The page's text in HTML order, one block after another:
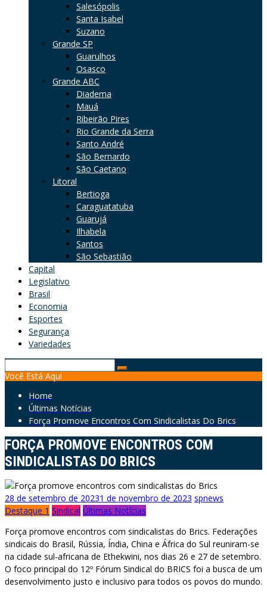
Salesópolis
Santa Isabel
Suzano
Grande SP
Guarulhos
Osasco
Grande ABC
Diadema
Mauá
Ribeirão Pires
Rio Grande da Serra
Santo André
São Bernardo
São Caetano
Litoral
Bertioga
Caraguatatuba
Guarujá
Ilhabela
Santos
São Sebastião
Capital
Legislativo
Brasil
Economia
Esportes
Segurança
Variedades
for:
Você Está Aqui
Home
Últimas Notícias
Força Promove Encontros Com Sindicalistas Do Brics
FORÇA PROMOVE ENCONTROS COM
SINDICALISTAS DO BRICS
28 de setembro de 20231 de novembro de 2023 spnews
Destaque 1 Sindical Últimas Notícias
Força promove encontros com sindicalistas do Brics. Federações
sindicais do Brasil, Rússia, Índia, China e África do Sul reuniram-se
na cidade sul-africana de Ethekwini, nos dias 26 e 27 de setembro.
O foco principal do 12º Fórum Sindical do BRICS foi a busca de um
desenvolvimento justo e inclusivo para todos os povos do mundo.